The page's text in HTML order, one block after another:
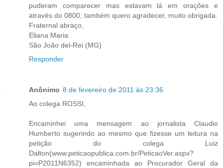
puderam comparecer mas estavam lá em orações e
através do 0800, também quero agradecer, muito obrigada.
Fraternal abraço,
Eliana Maria
São João del-Rei (MG)
Responder
Anônimo 8 de fevereiro de 2011 às 23:36
Ao colega ROSSI,
Encaminhei uma mensagem ao jornalista Claudio
Humberto sugerindo ao mesmo que fizesse um leitura na
petição do colega Luiz
Dalton(www.peticaopublica.com.br/PeticaoVer.aspx?
pi=P2011N6352) encaminhada ao Procurador Geral da